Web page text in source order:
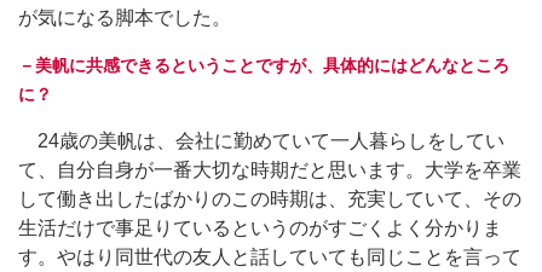
が気になる脚本でした。
－美帆に共感できるということですが、具体的にはどんなところ
に？
24歳の美帆は、会社に勤めていて一人暮らしをしてい
て、自分自身が一番大切な時期だと思います。大学を卒業
して働き出したばかりのこの時期は、充実していて、その
生活だけで事足りているというのがすごくよく分かりま
す。やはり同世代の友人と話していても同じことを言って